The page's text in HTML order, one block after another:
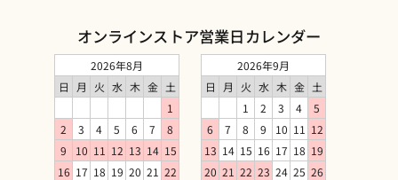
オンラインストア営業日カレンダー
2026年8月
日
月 火 水 木 金 土
1
2
3 4 5 6 7
8
9
10 11 12 13 14 15
16 17 18 19 20 21 22
2026年9月
日
月 火 水 木 金 土
1
2 3 4
5
6
7 8 9 10 11 12
13 14 15 16 17 18 19
20 21 22 23 24 25 26